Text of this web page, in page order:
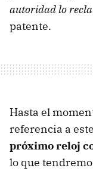
autoridad lo
patente.
Hasta el
referencia a
próximo reloj
lo que